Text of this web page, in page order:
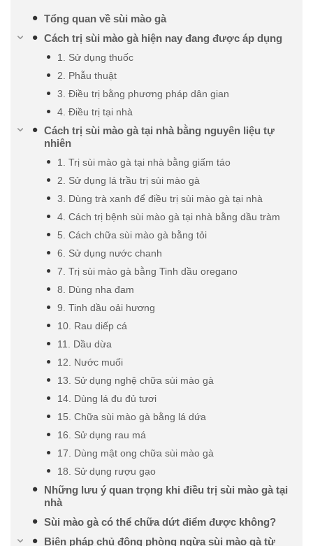
Tổng quan về sùi mào gà
Cách trị sùi mào gà hiện nay đang được áp dụng
1. Sử dụng thuốc
2. Phẫu thuật
3. Điều trị bằng phương pháp dân gian
4. Điều trị tại nhà
Cách trị sùi mào gà tại nhà bằng nguyên liệu tự
nhiên
1. Trị sùi mào gà tại nhà bằng giấm táo
2. Sử dụng lá trầu trị sùi mào gà
3. Dùng trà xanh để điều trị sùi mào gà tại nhà
4. Cách trị bệnh sùi mào gà tại nhà bằng dầu tràm
5. Cách chữa sùi mào gà bằng tỏi
6. Sử dụng nước chanh
7. Trị sùi mào gà bằng Tinh dầu oregano
8. Dùng nha đam
9. Tinh dầu oải hương
10. Rau diếp cá
11. Dầu dừa
12. Nước muối
13. Sử dụng nghệ chữa sùi mào gà
14. Dùng lá đu đủ tươi
15. Chữa sùi mào gà bằng lá dứa
16. Sử dụng rau má
17. Dùng mật ong chữa sùi mào gà
18. Sử dụng rượu gạo
Những lưu ý quan trọng khi điều trị sùi mào gà tại
nhà
Sùi mào gà có thể chữa dứt điểm được không?
Biện pháp chủ động phòng ngừa sùi mào gà từ